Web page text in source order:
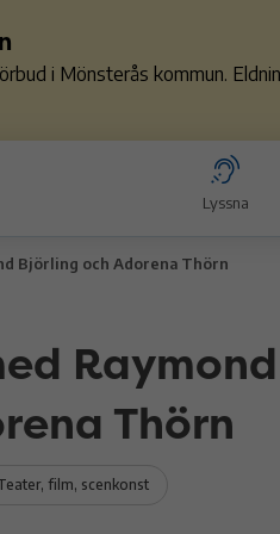
i Mönsterås kommun.
Lyssna
Björling och Adorena Thörn
Thörn
film, scenkonst